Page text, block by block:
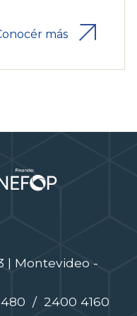
más
| Montevideo -
/ 2400 4160